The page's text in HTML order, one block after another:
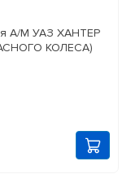
А/М УАЗ ХАНТЕР
КОЛЕСА)